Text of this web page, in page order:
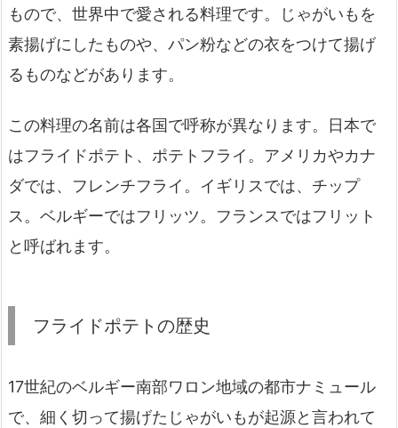
もので、世界中で愛される料理です。じゃがいもを
素揚げにしたものや、パン粉などの衣をつけて揚げ
るものなどがあります。
この料理の名前は各国で呼称が異なります。日本で
はフライドポテト、ポテトフライ。アメリカやカナ
ダでは、フレンチフライ。イギリスでは、チップ
ス。ベルギーではフリッツ。フランスではフリット
と呼ばれます。
フライドポテトの歴史
17世紀のベルギー南部ワロン地域の都市ナミュール
で、細く切って揚げたじゃがいもが起源と言われて